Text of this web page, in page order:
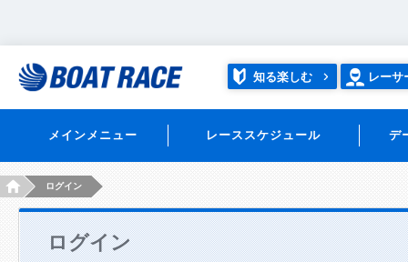
知る楽しむ レーサ
メインメニュー レーススケジュール デ
HOMEログイン
ログイン